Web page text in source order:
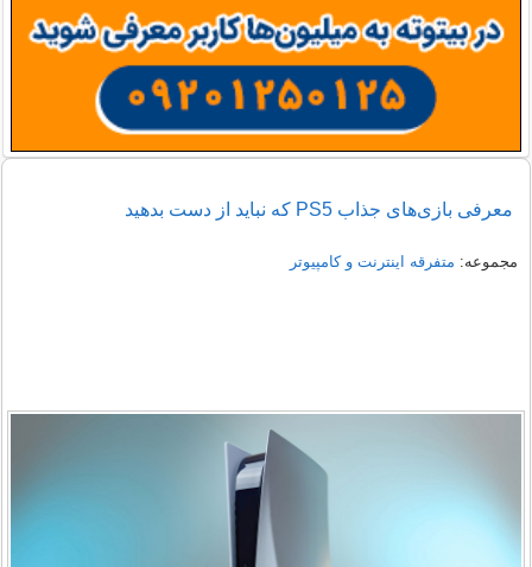
معرفی بازی‌های جذاب PS5 که نباید از دست بدهید
مجموعه: متفرقه اينترنت و كامپيوتر